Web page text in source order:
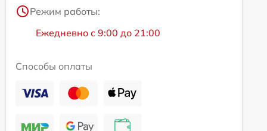
Режим работы:
Ежедневно с 9:00 до 21:00
Способы оплаты